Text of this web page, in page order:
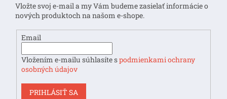
Vložte svoj e-mail a my Vám budeme zasielať informácie o
nových produktoch na našom e-shope.
Email
Vložením e-mailu súhlasíte spodmienkami ochrany
osobných údajov
PRIHLÁSIŤ SA